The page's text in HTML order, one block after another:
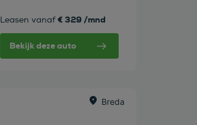
Leasen vanaf € 329 /mnd
Bekijk deze auto
Breda